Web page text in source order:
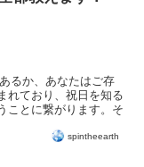
るか、あなたはご存
れており、祝日を知る
ことに繋がります。そ
spintheearth